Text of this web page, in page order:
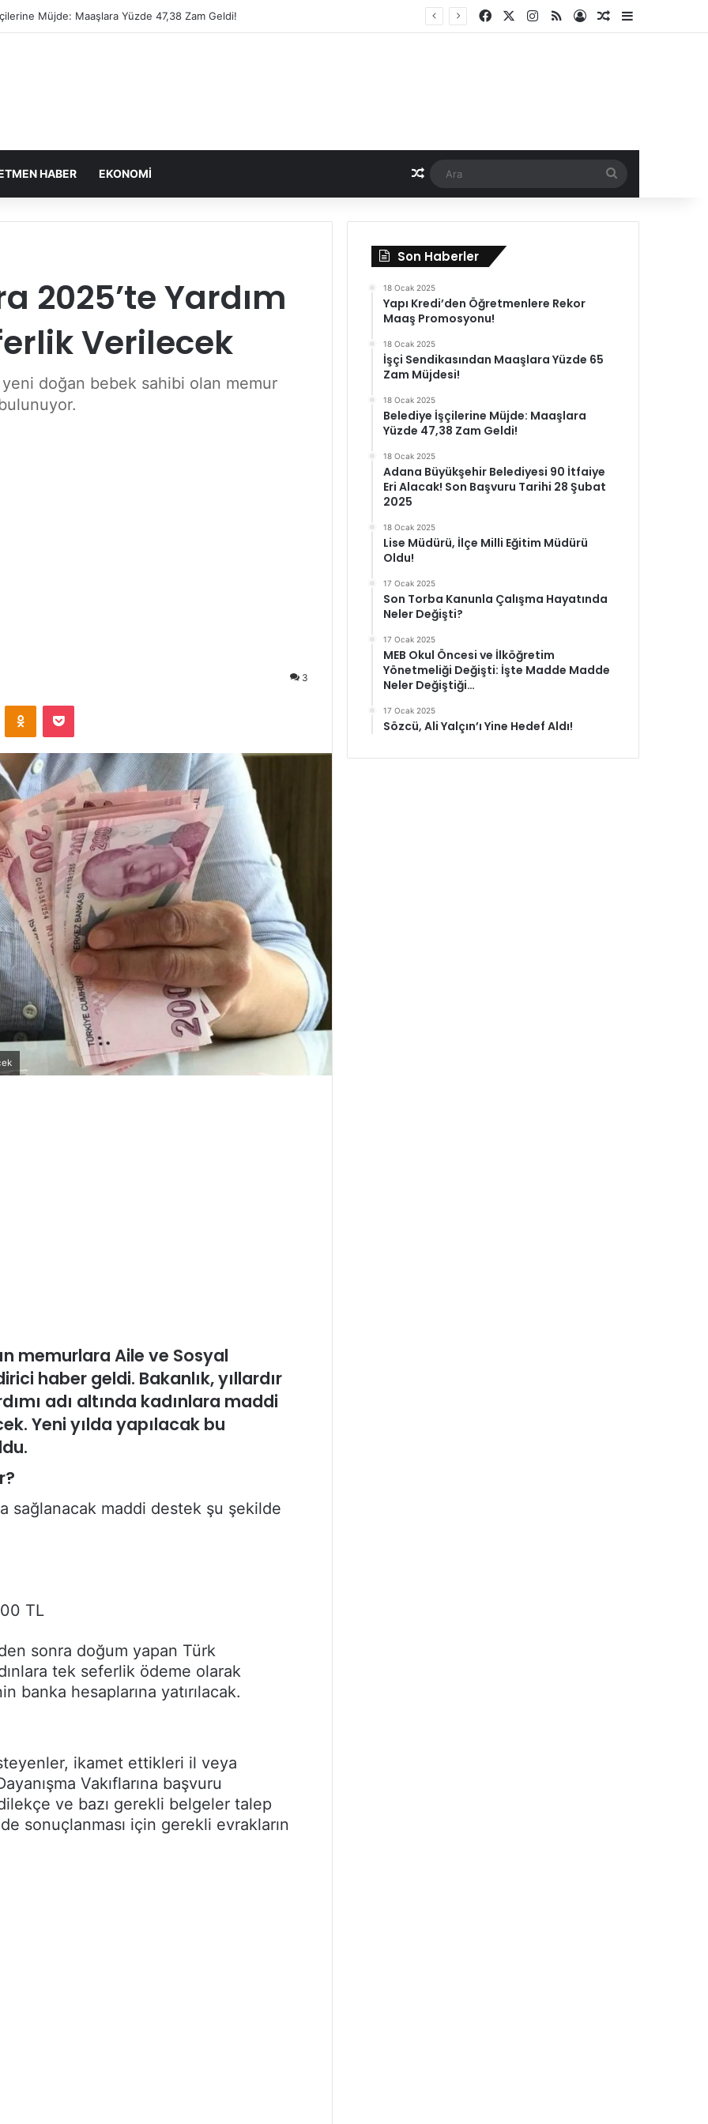
Müjde: Maaşlara Yüzde 47,38 Zam Geldi! Facebook Instagram
RSS Kayıt OlRastgele Haber
HABER EKONOMI Rastgele Haber
2025’te Yardım
Verilecek
doğan bebek sahibi olan memur
3
memurlara Aile ve Sosyal
haber geldi. Bakanlık, yıllardır
adı altında kadınlara maddi
Yeni yılda yapılacak bu
sağlanacak maddi destek şu şekilde
TL
sonra doğum yapan Türk
tek seferlik ödeme olarak
banka hesaplarına yatırılacak.
ikamet ettikleri il veya
Vakıflarına başvuru
ve bazı gerekli belgeler talep
sonuçlanması için gerekli evrakların
Son Haberler
18 Ocak 2025
Yapı Kredi’den Öğretmenlere Rekor
Maaş Promosyonu!
18 Ocak 2025
İşçi Sendikasından Maaşlara Yüzde 65
Zam Müjdesi!
18 Ocak 2025
Belediye İşçilerine Müjde: Maaşlara
Yüzde 47,38 Zam Geldi!
18 Ocak 2025
Adana Büyükşehir Belediyesi 90 İtfaiye
Eri Alacak! Son Başvuru Tarihi 28 Şubat
2025
18 Ocak 2025
Lise Müdürü, İlçe Milli Eğitim Müdürü
Oldu!
17 Ocak 2025
Son Torba Kanunla Çalışma Hayatında
Neler Değişti?
17 Ocak 2025
MEB Okul Öncesi ve İlköğretim
Yönetmeliği Değişti: İşte Madde Madde
Neler Değiştiği…
17 Ocak 2025
Sözcü, Ali Yalçın’ı Yine Hedef Aldı!